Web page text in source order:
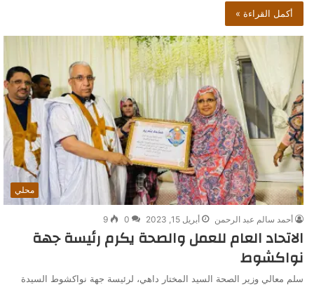
أكمل القراءة »
محلي
أحمد سالم عبد الرحمن أبريل 15, 2023 0
9
الاتحاد العام للعمل والصحة يكرم رئيسة جهة
نواكشوط
سلم معالي وزير الصحة السيد المختار داهي، لرئيسة جهة نواكشوط السيدة